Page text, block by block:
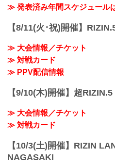
日時
2022年
定）/
※開場・
予定時
ご了承く
≫ 発表済み年間スケジュール
【8/11(火･祝)開催】
≫ 大会情報／チケット
≫ 対戦カード
≫ PPV配信情報
【9/10(木)開催】超
≫ 大会情報／チケット
≫ 対戦カード
【10/3(土)開催】RIZIN
NAGASAKI